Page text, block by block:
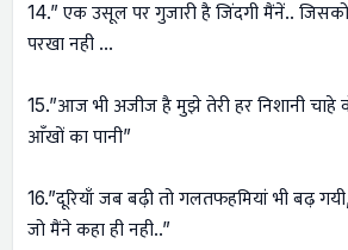
14.” एक उसूल पर गुजारी है जिंदगी मैंनें..
परखा नही …
15.”आज भी अजीज है मुझे तेरी हर निशानी चाहे
आँखों का पानी”
16.”दूरियाँ जब बढ़ी तो गलतफहमियां भी बढ़
जो मैंने कहा ही नही..”